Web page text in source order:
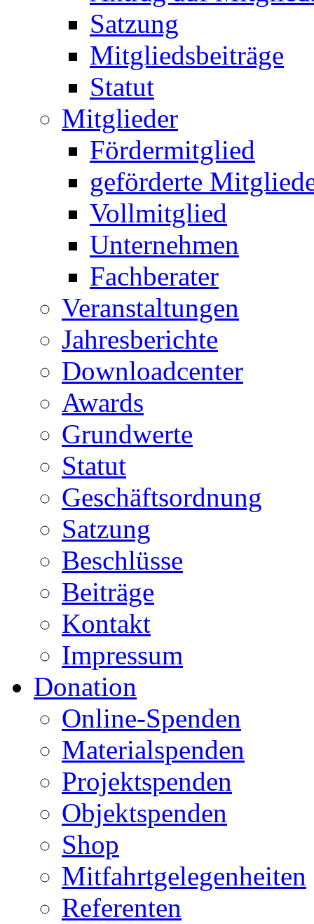
Satzung
Mitgliedsbeiträge
Statut
Mitglieder
Fördermitglied
geförderte
Vollmitglied
Unternehmen
Fachberater
Veranstaltungen
Jahresberichte
Downloadcenter
Awards
Grundwerte
Statut
Geschäftsordnung
Satzung
Beschlüsse
Beiträge
Kontakt
Impressum
Donation
Online-Spenden
Materialspenden
Projektspenden
Objektspenden
Shop
Mitfahrtgelegenheiten
Referenten